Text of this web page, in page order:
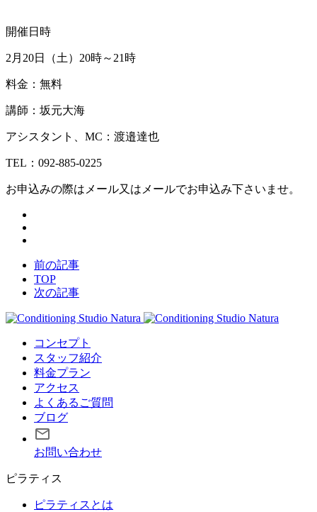
開催日時
2月20日（土）20時～21時
料金：無料
講師：坂元大海
アシスタント、MC：渡邉達也
TEL：092-885-0225
お申込みの際はメール又はメールでお申込み下さいませ。
前の記事
TOP
次の記事
コンセプト
スタッフ紹介
料金プラン
アクセス
よくあるご質問
ブログ
お問い合わせ
ピラティス
ピラティスとは